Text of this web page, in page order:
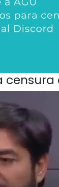
censura